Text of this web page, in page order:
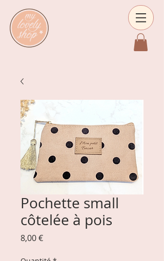
Pochette small
côtelée à pois
8,00 €Prix